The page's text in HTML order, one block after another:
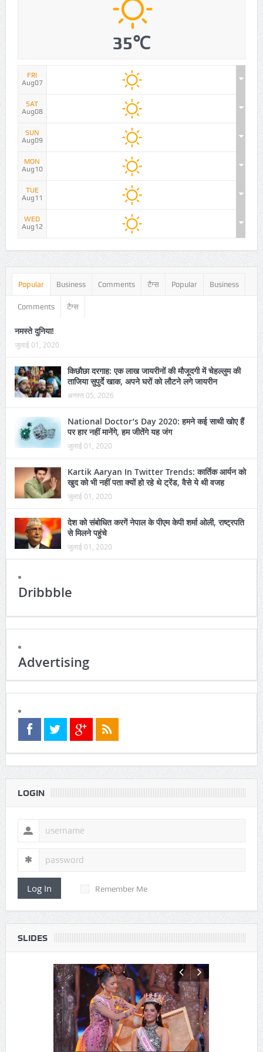
35℃
FRI
Aug07
SAT
Aug08
SUN
Aug09
MON
Aug10
TUE
Aug11
WED
Aug12
Popular Business Comments टैग्स Popular Business
Comments टैग्स
नमस्ते दुनिया!
जुलाई 01, 2020
किछौछा दरगाह: एक लाख जायरीनों की मौजूदगी में चेहल्लुम की
ताजिया सुपुर्दे खाक, अपने घरों को लौटने लगे जायरीन
अगस्त 05, 2026
National Doctor’s Day 2020: हमने कई साथी खोए हैं
पर हार नहीं मानेंगे, हम जीतेंगे यह जंग
जुलाई 01, 2020
Kartik Aaryan In Twitter Trends: कार्तिक आर्यन को
खुद को भी नहीं पता क्यों हो रहे थे ट्रेंड, वैसे ये थी वजह
जुलाई 01, 2020
देश को संबोधित करगें नेपाल के पीएम केपी शर्मा ओली, राष्ट्रपति
से मिलने पहुंचे
जुलाई 01, 2020
Dribbble
Advertising
LOGIN
Log In Remember Me
SLIDES